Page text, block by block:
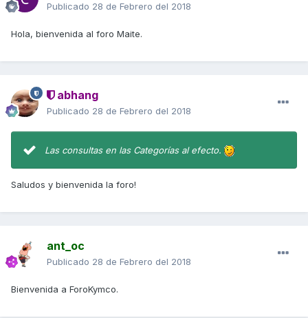
Publicado 28 de Febrero del 2018
Hola, bienvenida al foro Maite.
abhang
Publicado 28 de Febrero del 2018
Las consultas en las Categorías al efecto.
Saludos y bienvenida la foro!
ant_oc
Publicado 28 de Febrero del 2018
Bienvenida a ForoKymco.